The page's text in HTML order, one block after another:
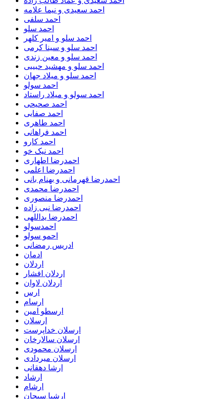
احمد سعیدی و نیما علامه
احمد سلفی
احمد سلو
احمد سلو و امیر کلهر
احمد سلو و سینا کرمی
احمد سلو و معین زندی
احمد سلو و مهشید حبیبی
احمد سلو و میلاد جهان
احمد سولو
احمد سولو و میلاد راستاد
احمد صحیحی
احمد صفایی
احمد طاهری
احمد فراهانی
احمد کارو
احمد نیک خو
احمدرضا اطهاری
احمدرضا اعلمی
احمدرضا قهرمانی و بهنام بانی
احمدرضا محمدی
احمدرضا منصوری
احمدرضا نبی زاده
احمدرضا یداللهی
احمدسولو
احمو سولو
ادریس رمضانی
ادمان
اردلان
اردلان افشار
اردلان لاوان
ارس
ارسام
ارسطو امین
ارسلان
ارسلان خداپرست
ارسلان سالارخان
ارسلان محمودی
ارسلان میردادی
ارشا دهقانی
ارشاد
ارشام
ارشیا سبحان